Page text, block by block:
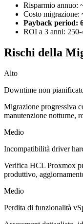
Risparmio annuo:
Costo migrazione:
Payback period:
ROI a 3 anni:
Rischi della
Alto
Downtime non
Migrazione progressiva
manutenzione notturne,
Medio
Incompatibilità driver
Verifica HCL Proxmox
produttivo,
Medio
Perdita di funzionalità